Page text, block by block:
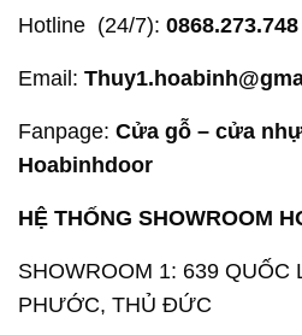
Hotline (24/7): 0868.273.748
Email:
Fanpage: Cửa gỗ – cửa
Hoabinhdoor
HỆ THỐNG SHOWROOM
SHOWROOM 1: 639 QUỐC
PHƯỚC, THỦ ĐỨC